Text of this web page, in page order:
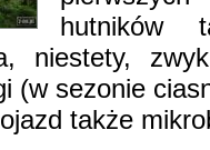
hutników
niestety,
(w sezonie
także